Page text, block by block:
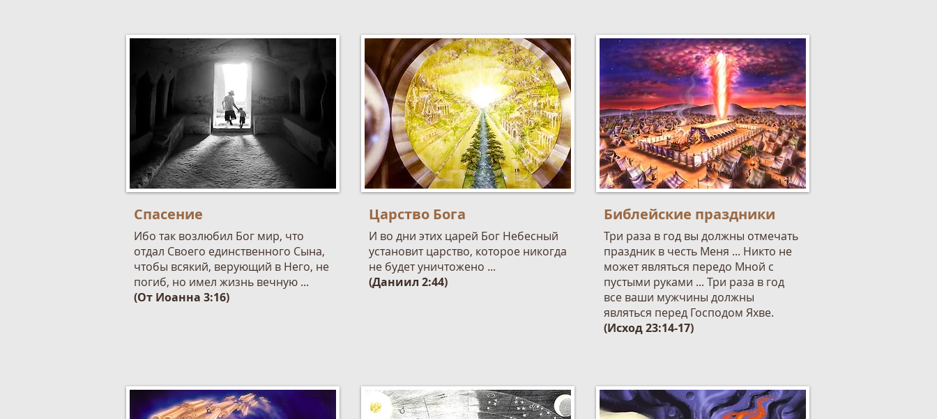
Спасение
Ибо так возлюбил Бог мир, что
отдал Своего единственного Сына,
чтобы всякий, верующий в Него, не
погиб, но имел жизнь вечную ...
(От Иоанна 3:16)
Царство Бога
И во дни этих царей Бог Небесный
установит царство, которое никогда
не будет уничтожено ...
(Даниил 2:44)
Библейские праздники
Три раза в год вы должны отмечать
праздник в честь Меня ... Никто не
может являться передо Мной с
пустыми руками ... Три раза в год
все ваши мужчины должны
являться перед Господом Яхве.
(Исход 23:14-17)